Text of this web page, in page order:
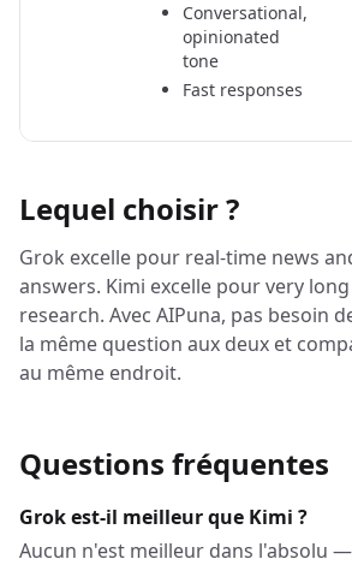
Conversational,
opinionated
tone
Fast responses
Lequel choisir ?
Grok excelle pour real-time news
answers. Kimi excelle pour very
research. Avec AIPuna, pas besoin
la même question aux deux et
au même endroit.
Questions fréquentes
Grok est-il meilleur que Kimi ?
Aucun n'est meilleur dans l'absolu